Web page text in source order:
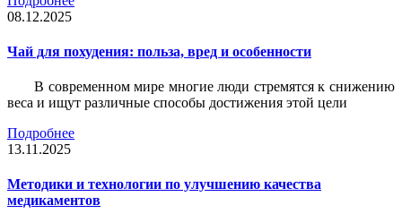
08.12.2025
Чай для похудения: польза, вред и особенности
В современном мире многие люди стремятся к снижению
веса и ищут различные способы достижения этой цели
Подробнее
13.11.2025
Методики и технологии по улучшению качества
медикаментов